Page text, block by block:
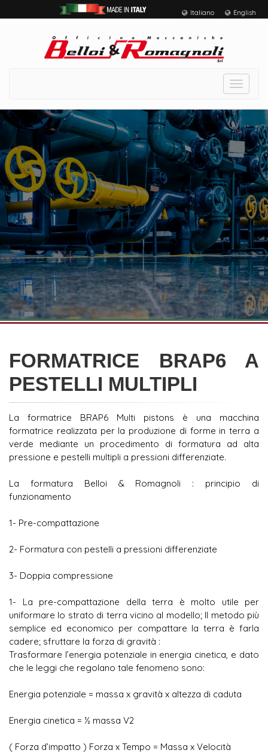
Italiano English
Toggle
FORMATRICE BRAP6 A
PESTELLI MULTIPLI
La formatrice BRAP6 Multi pistons è una macchina
formatrice realizzata per la produzione di forme in terra a
verde mediante un procedimento di formatura ad alta
pressione e pestelli multipli a pressioni differenziate.
La formatura Belloi & Romagnoli : principio di
funzionamento
1- Pre-compattazione
2- Formatura con pestelli a pressioni differenziate
3- Doppia compressione
1- La pre-compattazione della terra è molto utile per
uniformare lo strato di terra vicino al modello; Il metodo più
semplice ed economico per compattare la terra è farla
cadere; sfruttare la forza di gravità :
Trasformare l’energia potenziale in energia cinetica, e dato
che le leggi che regolano tale fenomeno sono:
Energia potenziale = massa x gravità x altezza di caduta
Energia cinetica = ½ massa V2
( Forza d’impatto ) Forza x Tempo = Massa x Velocità